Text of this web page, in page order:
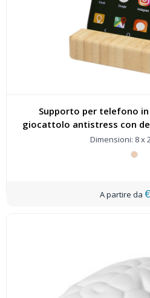
Supporto per telefono
giocattolo antistress con
124466
Dimensioni: 8 x